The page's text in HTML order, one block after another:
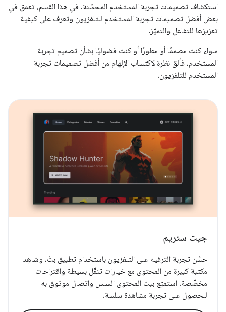
استكشاف تصميمات تجربة المستخدم المحسّنة. في هذا القسم، تعمق في
بعض أفضل تصميمات تجربة المستخدم للتلفزيون وتعرف على كيفية
تعزيزها للتفاعل والتميّز.
سواء كنت مصممًا أو مطورًا أو كنت فضوليًا بشأن تصميم تجربة
المستخدم، فألق نظرة لاكتساب الإلهام من أفضل تصميمات تجربة
المستخدم للتلفزيون.
جيت ستريم
حسِّن تجربة الترفيه على التلفزيون باستخدام تطبيق بثّ، وشاهِد
مكتبة كبيرة من المحتوى مع خيارات تنقّل بسيطة واقتراحات
مخصّصة. استمتِع ببث المحتوى السلس واتصال موثوق به
للحصول على تجربة مشاهدة سلسة.